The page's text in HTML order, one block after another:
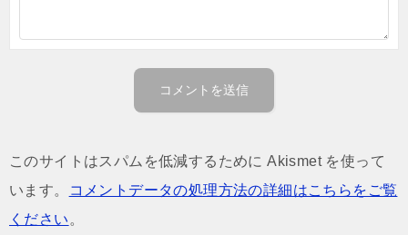
このサイトはスパムを低減するために Akismet を使って
います。
コメントデータの処理方法の詳細はこちらをご覧
ください 。